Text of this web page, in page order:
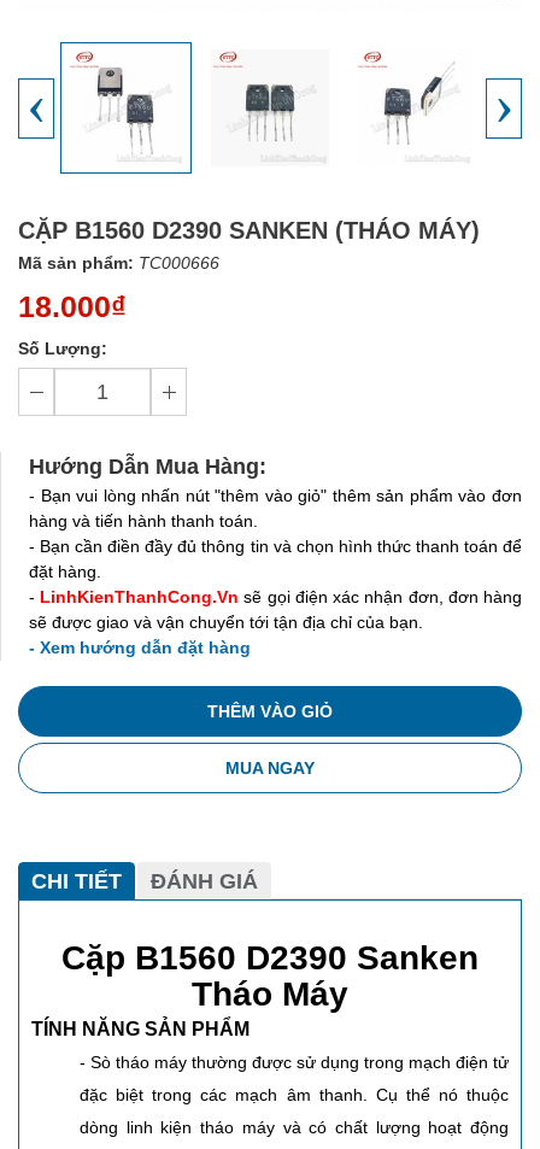
‹ ›
CẶP B1560 D2390 SANKEN (THÁO MÁY)
Mã sản phẩm: TC000666
18.000₫
Số Lượng:
Hướng Dẫn Mua Hàng:
- Bạn vui lòng nhấn nút "thêm vào giỏ" thêm sản phẩm vào đơn
hàng và tiến hành thanh toán.
- Bạn cần điền đầy đủ thông tin và chọn hình thức thanh toán để
đặt hàng.
- LinhKienThanhCong.Vn sẽ gọi điện xác nhận đơn, đơn hàng
sẽ được giao và vận chuyển tới tận địa chỉ của bạn.
- Xem hướng dẫn đặt hàng
THÊM VÀO GIỎ
MUA NGAY
CHI TIẾT ĐÁNH GIÁ
Cặp B1560 D2390 Sanken
Tháo Máy
TÍNH NĂNG SẢN PHẨM
- Sò tháo máy thường được sử dụng trong mạch điện tử
đặc biệt trong các mạch âm thanh. Cụ thể nó thuộc
dòng linh kiện tháo máy và có chất lượng hoạt động